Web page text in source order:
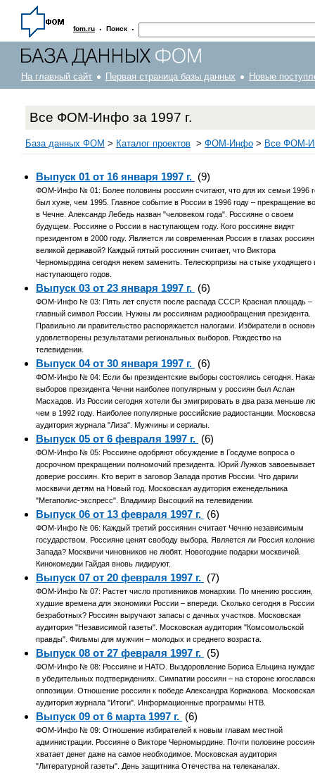
fom.ru · Поиск ·
На главный сайт Первая страница базы данных Новые
Все ФОМ-Инфо за 1997 г.
База данных ФОМ > Каталог проектов > ФOM-Инфо > Все ФОМ-
Выпуск 01 от 16 января 1997 г. (9)
ФОМ-Инфо № 01: Более половины россиян считают, что для их семьи 1996
был хуже, чем 1995. Главное событие в России в 1996 году – прекращение
в Чечне. Александр Лебедь назван "человеком года". Россияне о своем
будущем. Россияне о России в наступающем году. Кого россияне видят
президентом в 2000 году. Является ли современная Россия в глазах россиян
великой державой? Каждый пятый россиянин считает, что Виктора
Черномырдина сегодня некем заменить. Телесюрпризы на стыке уходящего
наступающего годов.
Выпуск 03 от 23 января 1997 г. (6)
ФОМ-Инфо № 03: Пять лет спустя после распада СССР. Красная площадь –
главный символ России. Нужны ли россиянам радиообращения президента.
Правильно ли правительство распоряжается налогами. Избиратели в
удовлетворены результатами региональных выборов. Рождество на
телевидении.
Выпуск 04 от 30 января 1997 г. (6)
ФОМ-Инфо № 04: Если бы президентские выборы состоялись сегодня.
выборов президента Чечни наиболее популярным у россиян был Аслан
Масхадов. Из России сегодня хотели бы эмигрировать в два раза меньше
чем в 1992 году. Наиболее популярные российские радиостанции.
аудитория журнала "Лиза". Мужчины и сериалы.
Выпуск 05 от 6 февраля 1997 г. (6)
ФОМ-Инфо № 05: Россияне одобряют обсуждение в Госдуме вопроса о
досрочном прекращении полномочий президента. Юрий Лужков завоевывает
доверие россиян. Кто верит в заговор Запада против России. Что дарили
москвичи детям на Новый год. Московская аудитория еженедельника
"Мегаполис-экспресс". Владимир Высоцкий на телевидении.
Выпуск 06 от 13 февраля 1997 г. (6)
ФОМ-Инфо № 06: Каждый третий россиянин считает Чечню независимым
государством. Россияне ценят свободу выбора. Является ли Россия
Запада? Москвичи чиновников не любят. Новогодние подарки москвичей.
Кинокомедии Гайдая вновь лидируют.
Выпуск 07 от 20 февраля 1997 г. (7)
ФОМ-Инфо № 07: Растет число противников монархии. По мнению россиян,
худшие времена для экономики России – впереди. Сколько сегодня в России
безработных? Россиян выручают запасы с дачных участков. Московская
аудитория "Независимой газеты". Московская аудитория "Комсомольской
правды". Фильмы для мужчин – молодых и среднего возраста.
Выпуск 08 от 27 февраля 1997 г. (5)
ФОМ-Инфо № 08: Россияне и НАТО. Выздоровление Бориса Ельцина
в убедительных подтверждениях. Симпатии россиян – на стороне
оппозиции. Отношение россиян к победе Александра Коржакова. Московская
аудитория журнала "Итоги". Информационные программы НТВ.
Выпуск 09 от 6 марта 1997 г. (6)
ФОМ-Инфо № 09: Отношение избирателей к новым главам местной
администрации. Россияне о Викторе Черномырдине. Почти половине
хватает денег даже на самое необходимое. Московская аудитория
"Литературной газеты". День защитника Отечества на телеканалах.